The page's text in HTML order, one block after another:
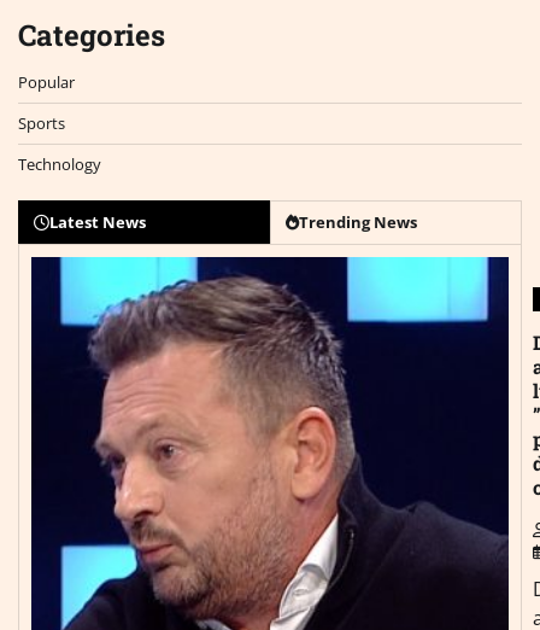
Categories
Popular
Sports
Technology
Latest News Trending News